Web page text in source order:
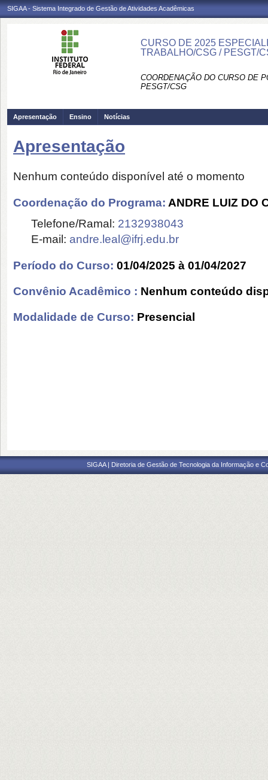
SIGAA - Sistema Integrado de Gestão de Atividades Acadêmicas
CURSO DE 2025
TRABALHO/CSG / PESGT/
COORDENAÇÃO DO CURSO DE
PESGT/CSG
Apresentação Ensino Notícias
Apresentação
Nenhum conteúdo disponível até o momento
Coordenação do Programa: ANDRE LUIZ DO
Telefone/Ramal: 2132938043
E-mail: andre.leal@ifrj.edu.br
Período do Curso: 01/04/2025 à 01/04/2027
Convênio Acadêmico : Nenhum conteúdo
Modalidade de Curso: Presencial
SIGAA | Diretoria de Gestão de Tecnologia da Informação e